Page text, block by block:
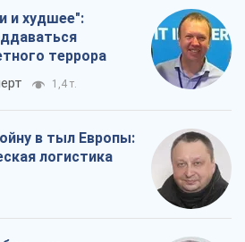
и худшее":
террора
1,4 т.
в тыл Европы:
логистика